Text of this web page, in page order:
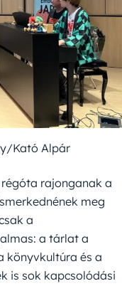
Kató Alpár
rajonganak a
meg
a
a tárlat a
könyvkultúra és a
is sok kapcsolódási